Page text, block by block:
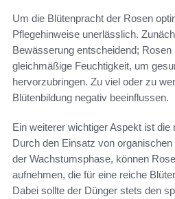
Um die Blütenpracht der Rosen
Pflegehinweise unerlässlich.
Bewässerung entscheidend; Rosen
gleichmäßige Feuchtigkeit, um
hervorzubringen. Zu viel oder zu
Blütenbildung negativ beeinflussen.
Ein weiterer wichtiger Aspekt ist die
Durch den Einsatz von
der Wachstumsphase, können
aufnehmen, die für eine reiche
Dabei sollte der Dünger stets den